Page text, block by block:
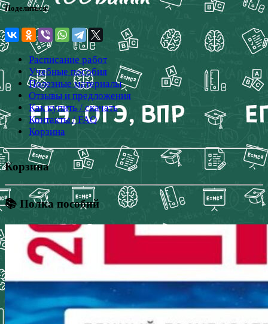
Поделиться:
Расписание работ
Учебные пособия
Полезные материалы
Отзывы и предложения
Как купить / скачать
Контакты / FAQ
Корзина
Корзина
📚 Полка пособий